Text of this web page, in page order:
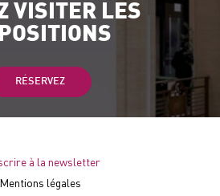
VISITER LES
RÉSERVEZ
à la newsletter
Mentions légales